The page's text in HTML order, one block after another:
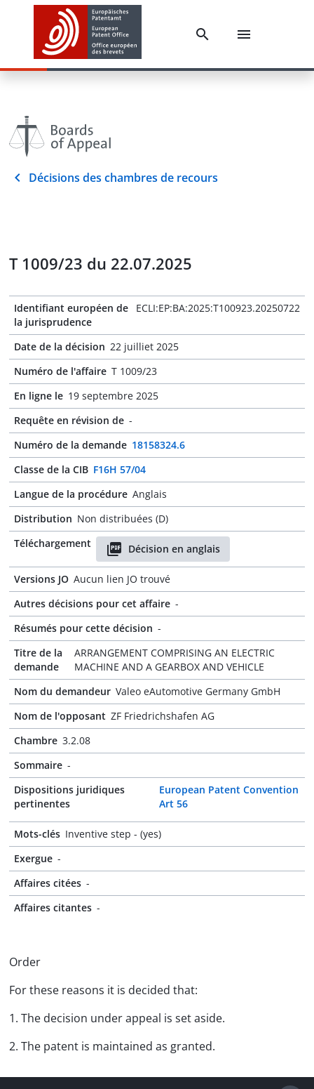
Décisions des chambres de recours
T 1009/23 du 22.07.2025
Identifiant européen de
la jurisprudence
ECLI:EP:BA:2025:T100923.20250722
Date de la décision 22 juilliet 2025
Numéro de l'affaire T 1009/23
En ligne le 19 septembre 2025
Requête en révision de -
Numéro de la demande 18158324.6
Classe de la CIB F16H 57/04
Langue de la procédure Anglais
Distribution Non distribuées (D)
Téléchargement
Décision en anglais
Versions JO Aucun lien JO trouvé
Autres décisions pour cet affaire -
Résumés pour cette décision -
Titre de la
demande
ARRANGEMENT COMPRISING AN ELECTRIC
MACHINE AND A GEARBOX AND VEHICLE
Nom du demandeur Valeo eAutomotive Germany GmbH
Nom de l'opposant ZF Friedrichshafen AG
Chambre 3.2.08
Sommaire -
Dispositions juridiques
pertinentes
European Patent Convention
Art 56
Mots-clés Inventive step - (yes)
Exergue -
Affaires citées -
Affaires citantes -
Order
For these reasons it is decided that:
1. The decision under appeal is set aside.
2. The patent is maintained as granted.